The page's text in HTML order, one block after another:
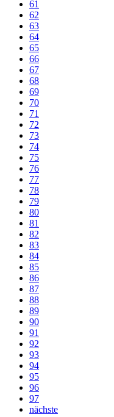
61
62
63
64
65
66
67
68
69
70
71
72
73
74
75
76
77
78
79
80
81
82
83
84
85
86
87
88
89
90
91
92
93
94
95
96
97
nächste